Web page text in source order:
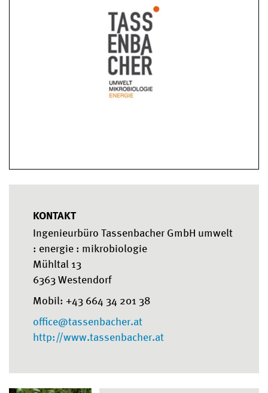
KONTAKT
Ingenieurbüro Tassenbacher GmbH umwelt
: energie : mikrobiologie
Mühltal 13
6363 Westendorf
Mobil: +43 664 34 201 38
office@tassenbacher.at
http://www.tassenbacher.at